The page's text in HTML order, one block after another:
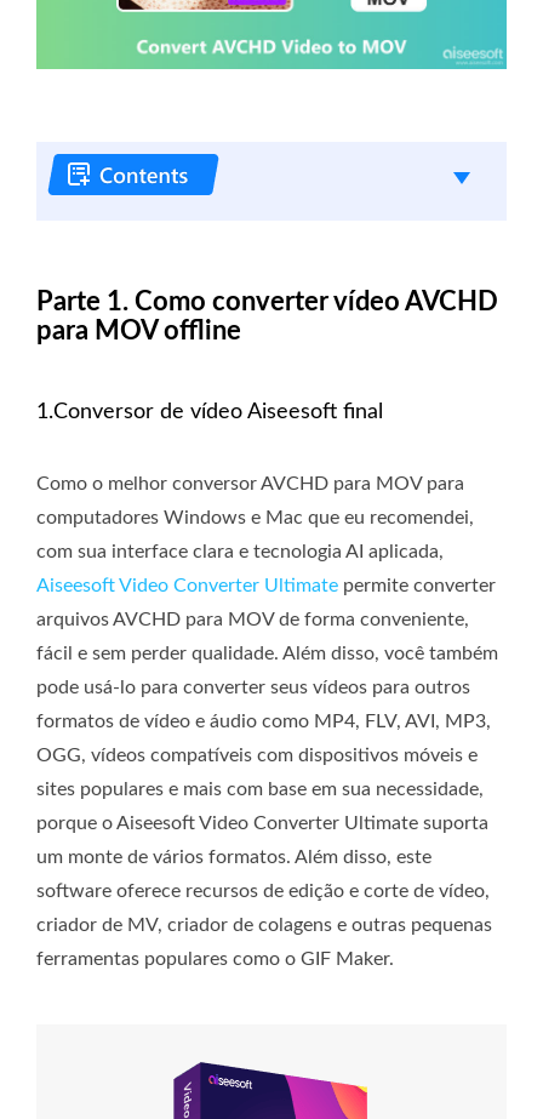
Parte 1. Como converter vídeo AVCHD
para MOV offline
1.Conversor de vídeo Aiseesoft final
Como o melhor conversor AVCHD para MOV para
computadores Windows e Mac que eu recomendei,
com sua interface clara e tecnologia AI aplicada,
Aiseesoft Video Converter Ultimate permite converter
arquivos AVCHD para MOV de forma conveniente,
fácil e sem perder qualidade. Além disso, você também
pode usá-lo para converter seus vídeos para outros
formatos de vídeo e áudio como MP4, FLV, AVI, MP3,
OGG, vídeos compatíveis com dispositivos móveis e
sites populares e mais com base em sua necessidade,
porque o Aiseesoft Video Converter Ultimate suporta
um monte de vários formatos. Além disso, este
software oferece recursos de edição e corte de vídeo,
criador de MV, criador de colagens e outras pequenas
ferramentas populares como o GIF Maker.